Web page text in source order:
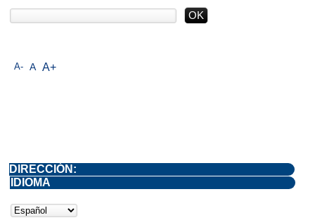
A- A A+
DIRECCIÓN:
IDIOMA